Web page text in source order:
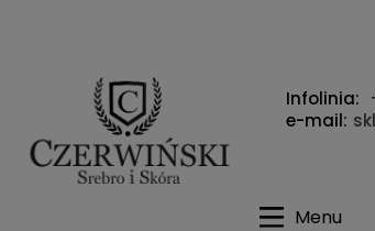
Infolinia:
e-mail:
Menu